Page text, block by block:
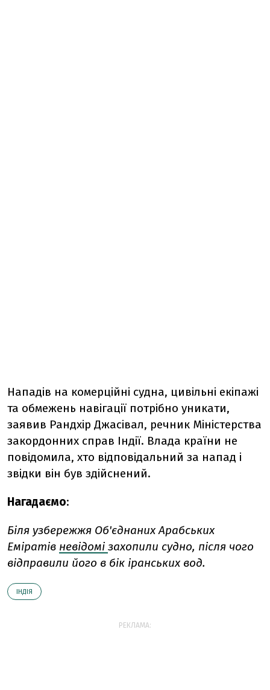
Нападів на комерційні судна, цивільні екіпажі
та обмежень навігації потрібно уникати,
заявив Рандхір Джасівал, речник Міністерства
закордонних справ Індії. Влада країни не
повідомила, хто відповідальний за напад і
звідки він був здійснений.
Нагадаємо:
Біля узбережжя Об'єднаних Арабських
Еміратів невідомі захопили судно, після чого
відправили його в бік іранських вод.
ІНДІЯ
РЕКЛАМА: